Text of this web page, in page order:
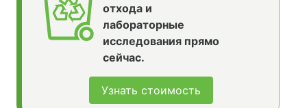
отхода и
лабораторные
исследования прямо
сейчас.
Узнать стоимость